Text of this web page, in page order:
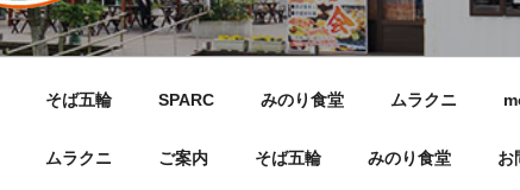
そば五輪 SPARC みのり食堂 ムラクニ
ムラクニ ご案内 そば五輪 みのり食堂 お